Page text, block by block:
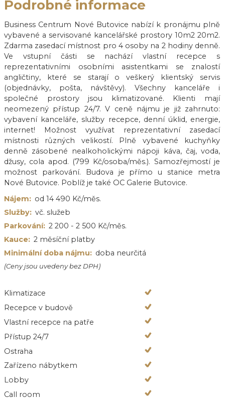
Podrobné informace
Business Centrum Nové Butovice nabízí k pronájmu plně
vybavené a servisované kancelářské prostory 10m2 20m2.
Zdarma zasedací místnost pro 4 osoby na 2 hodiny denně.
Ve vstupní části se nachází vlastní recepce s
reprezentativními osobními asistentkami se znalostí
angličtiny, které se starají o veškerý klientský servis
(objednávky, pošta, návštěvy). Všechny kanceláře i
společné prostory jsou klimatizované. Klienti mají
neomezený přístup 24/7. V ceně nájmu je již zahrnuto:
vybavení kanceláře, služby recepce, denní úklid, energie,
internet! Možnost využívat reprezentativní zasedací
místnosti různých velikostí. Plně vybavené kuchyňky
denně zásobené nealkoholickými nápoji káva, čaj, voda,
džusy, cola apod. (799 Kč/osoba/měs.). Samozřejmostí je
možnost parkování. Budova je přímo u stanice metra
Nové Butovice. Poblíž je také OC Galerie Butovice.
Nájem: od 14 490 Kč/měs.
Služby: vč. služeb
Parkování: 2 200 - 2 500 Kč/měs.
Kauce: 2 měsíční platby
Minimální doba nájmu: doba neurčitá
(Ceny jsou uvedeny bez DPH)
Klimatizace
Recepce v budově
Vlastní recepce na patře
Přístup 24/7
Ostraha
Zařízeno nábytkem
Lobby
Call room